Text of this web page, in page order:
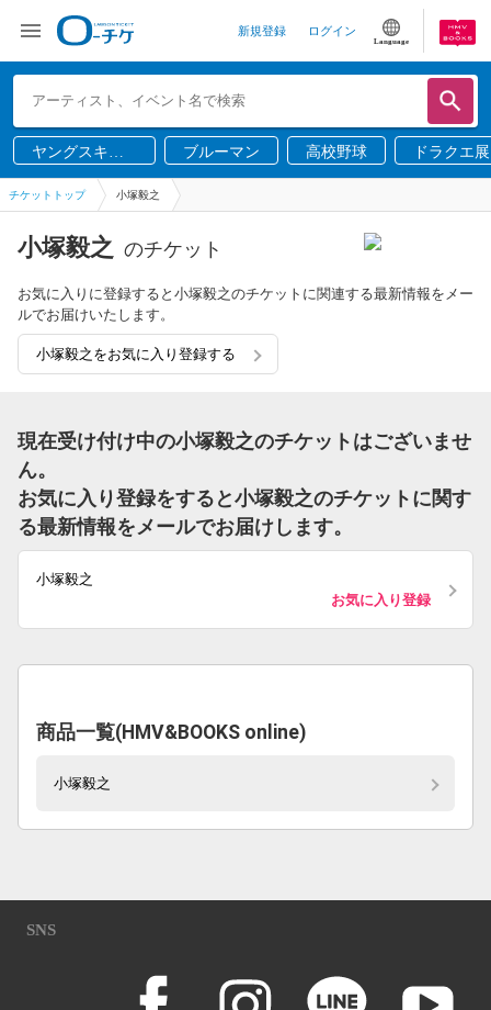
新規登録 ログイン
Language
ヤングスキニ
ー
ブルーマン 高校野球 ドラクエ展
チケットトップ 小塚毅之
小塚毅之 のチケット
お気に入りに登録すると小塚毅之のチケットに関連する最新情報をメー
ルでお届けいたします。
小塚毅之をお気に入り登録する
現在受け付け中の小塚毅之のチケットはございませ
ん。
お気に入り登録をすると小塚毅之のチケットに関す
る最新情報をメールでお届けします。
小塚毅之
お気に入り登録
商品一覧(HMV&BOOKS online)
小塚毅之
SNS